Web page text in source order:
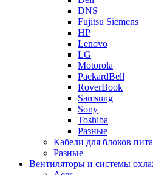
DNS
Fujitsu Siemens
HP
Lenovo
LG
Motorola
PackardBell
RoverBook
Samsung
Sony
Toshiba
Разные
Кабели для блоков
Разные
Вентиляторы и системы